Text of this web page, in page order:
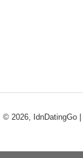
© 2026, IdnDatingGo |